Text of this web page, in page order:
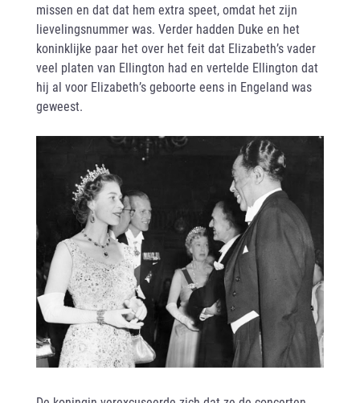
missen en dat dat hem extra speet, omdat het zijn
lievelingsnummer was. Verder hadden Duke en het
koninklijke paar het over het feit dat Elizabeth’s vader
veel platen van Ellington had en vertelde Ellington dat
hij al voor Elizabeth’s geboorte eens in Engeland was
geweest.